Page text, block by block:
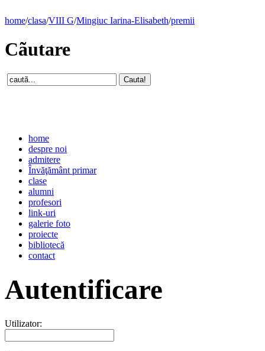
home/clasa/VIII G/Mingiuc Iarina-Elisabeth/premii
Cãutare
home
despre noi
admitere
Învăţământ primar
clase
alumni
profesori
link-uri
galerie foto
proiecte
bibliotecă
contact
Autentificare
Utilizator: